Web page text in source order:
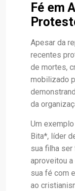
Fé em
Apesar da
recentes
de mortes,
mobilizado
da
Um
Bita*, líder
sua filha
aproveitou
sua fé com
ao